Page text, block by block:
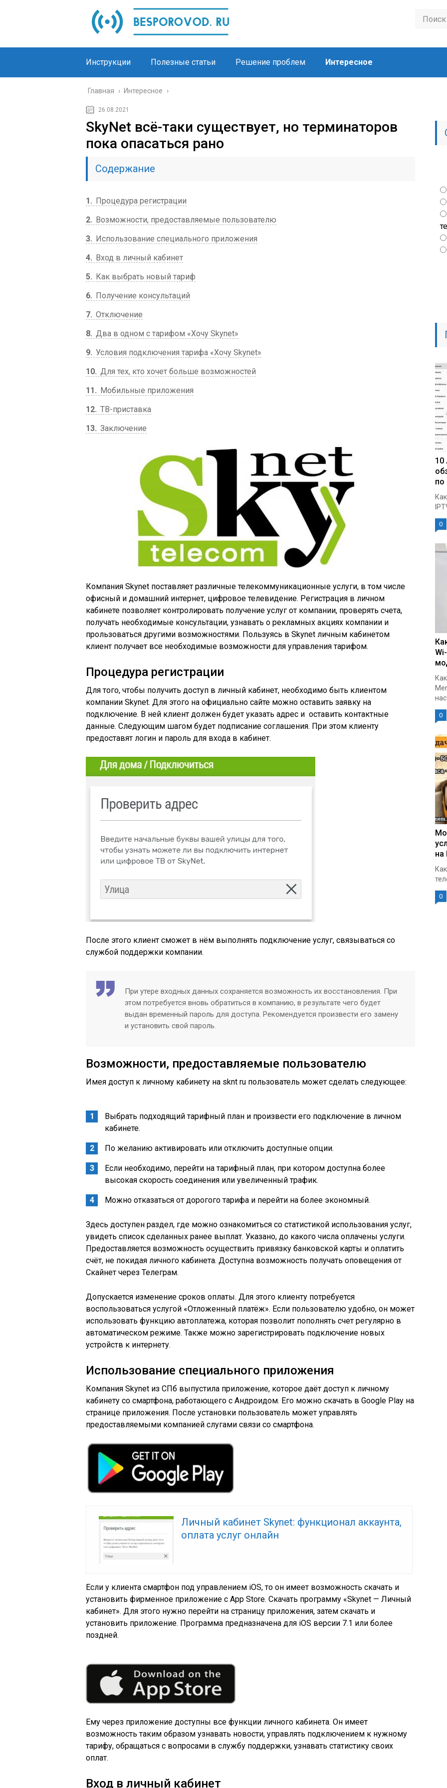
Инструкции Полезные статьи Решение проблем Интересное
Главная › Интересное ›
26.08.2021
SkyNet всё-таки существует, но терминаторов
пока опасаться рано
Содержание
1
Процедура регистрации
2
Возможности, предоставляемые пользователю
3
Использование специального приложения
4
Вход в личный кабинет
5
Как выбрать новый тариф
6
Получение консультаций
7 Отключение
8 Два в одном с тарифом «Хочу Skynet»
9 Условия подключения тарифа «Хочу Skynet»
10 Для тех, кто хочет больше возможностей
11
Мобильные приложения
12 ТВ-приставка
13 Заключение
Компания Skynet поставляет различные телекоммуникационные услуги, в том числе
офисный и домашний интернет, цифровое телевидение. Регистрация в личном
кабинете позволяет контролировать получение услуг от компании, проверять счета,
получать необходимые консультации, узнавать о рекламных акциях компании и
прользоваться другими возможностями. Пользуясь в Skynet личным кабинетом
клиент получает все необходимые возможности для управления тарифом.
Процедура регистрации
Для того, чтобы получить доступ в личный кабинет, необходимо быть клиентом
компании Skynet. Для этого на официально сайте можно оставить заявку на
подключение. В ней клиент должен будет указать адрес и оставить контактные
данные. Следующим шагом будет подписание соглашения. При этом клиенту
предоставят логин и пароль для входа в кабинет.
После этого клиент сможет в нём выполнять подключение услуг, связываться со
службой поддержки компании.
При утере входных данных сохраняется возможность их восстановления. При
этом потребуется вновь обратиться в компанию, в результате чего будет
выдан временный пароль для доступа. Рекомендуется произвести его замену
и установить свой пароль.
Возможности, предоставляемые пользователю
Имея доступ к личному кабинету на sknt ru пользователь может сделать следующее:
Выбрать подходящий тарифный план и произвести его подключение в личном
кабинете.
По желанию активировать или отключить доступные опции.
Если необходимо, перейти на тарифный план, при котором доступна более
высокая скорость соединения или увеличенный трафик.
Можно отказаться от дорогого тарифа и перейти на более экономный.
Здесь доступен раздел, где можно ознакомиться со статистикой использования услуг,
увидеть список сделанных ранее выплат. Указано, до какого числа оплачены услуги.
Предоставляется возможность осуществить привязку банковской карты и оплатить
счёт, не покидая личного кабинета. Доступна возможность получать оповещения от
Скайнет через Телеграм.
Допускается изменение сроков оплаты. Для этого клиенту потребуется
воспользоваться услугой «Отложенный платёж». Если пользователю удобно, он может
использовать функцию автоплатежа, которая позволит пополнять счет регулярно в
автоматическом режиме. Также можно зарегистрировать подключение новых
устройств к интернету.
Использование специального приложения
Компания Skynet из СПб выпустила приложение, которое даёт доступ к личному
кабинету со смартфона, работающего с Андроидом. Его можно скачать в Google Play на
странице приложения. После установки пользователь может управлять
предоставляемыми компанией слугами связи со смартфона.
Личный кабинет Skynet: функционал аккаунта,
оплата услуг онлайн
Если у клиента смартфон под управлением iOS, то он имеет возможность скачать и
установить фирменное приложение с App Store. Скачать программу «Skynet — Личный
кабинет». Для этого нужно перейти на страницу приложения, затем скачать и
установить приложение. Программа предназначена для iOS версии 7.1 или более
поздней.
Ему через приложение доступны все функции личного кабинета. Он имеет
возможность таким образом узнавать новости, управлять подключением к нужному
тарифу, обращаться с вопросами в службу поддержки, узнавать статистику своих
оплат.
Вход в личный кабинет
10
по
0
0
на
0